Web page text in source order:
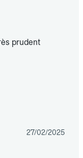
prudent
27/02/2025